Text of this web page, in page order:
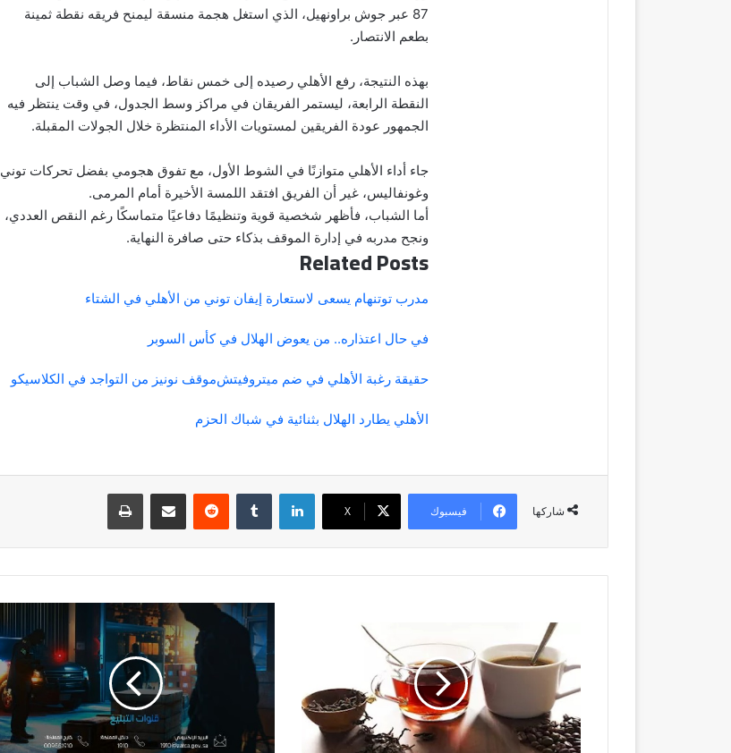
87 عبر جوش براونهيل، الذي استغل هجمة منسقة ليمنح فريقه نقطة ثمينة
بطعم الانتصار.
بهذه النتيجة، رفع الأهلي رصيده إلى خمس نقاط، فيما وصل الشباب إلى
النقطة الرابعة، ليستمر الفريقان في مراكز وسط الجدول، في وقت ينتظر فيه
الجمهور عودة الفريقين لمستويات الأداء المنتظرة خلال الجولات المقبلة.
جاء أداء الأهلي متوازنًا في الشوط الأول، مع تفوق هجومي بفضل تحركات توني
وغونفاليس، غير أن الفريق افتقد اللمسة الأخيرة أمام المرمى.
أما الشباب، فأظهر شخصية قوية وتنظيمًا دفاعيًا متماسكًا رغم النقص العددي،
ونجح مدربه في إدارة الموقف بذكاء حتى صافرة النهاية.
Related Posts
مدرب توتنهام يسعى لاستعارة إيفان توني من الأهلي في الشتاء
في حال اعتذاره.. من يعوض الهلال في كأس السوبر
حقيقة رغبة الأهلي في ضم ميتروفيتشموقف نونيز من التواجد في الكلاسيكو
الأهلي يطارد الهلال بثنائية في شباك الحزم
شاركها فيسبوك ‫X
لينكدإن مشاركة عبر البريد طباعة
الماء
والشاي
والقهوة
يطيل
العمر
1507
محاولة
تهريب
في
أسبوع..
دخول